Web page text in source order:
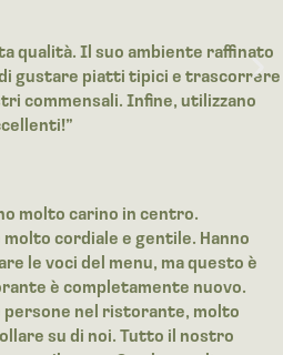
qualità. Il suo ambiente raffinato
gustare piatti tipici e trascorrere
commensali. Infine, utilizzano
molto carino in centro.
cordiale e gentile. Hanno
le voci del menu, ma questo è
è completamente nuovo.
persone nel ristorante, molto
su di noi. Tutto il nostro